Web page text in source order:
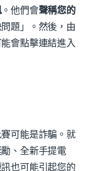
。他們會聲稱您的
題」。 然後，由
會點擊連結進入
可能是詐騙。就
、全新手提電
也可能引起您的